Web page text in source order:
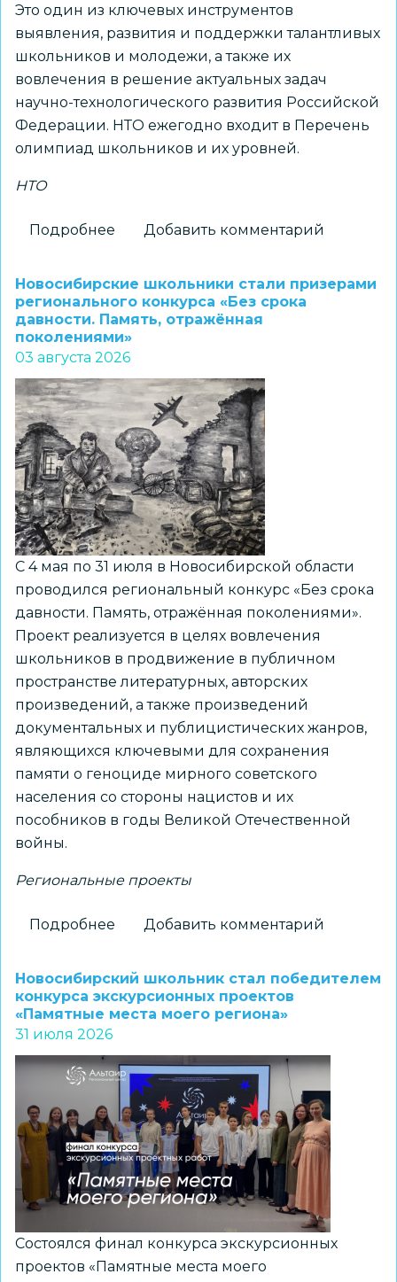
Это один из ключевых инструментов
выявления, развития и поддержки талантливых
школьников и молодежи, а также их
вовлечения в решение актуальных задач
научно-технологического развития Российской
Федерации. НТО ежегодно входит в Перечень
олимпиад школьников и их уровней.
НТО
Подробнее
на
получение
статуса
«Площадка
НТО»
2026–
2027
учебного
года
Добавить комментарий
Новосибирские школьники стали призерами
регионального конкурса «Без срока
давности. Память, отражённая
поколениями»
03 августа 2026
С 4 мая по 31 июля в Новосибирской области
проводился региональный конкурс «Без срока
давности. Память, отражённая поколениями».
Проект реализуется в целях вовлечения
школьников в продвижение в публичном
пространстве литературных, авторских
произведений, а также произведений
документальных и публицистических жанров,
являющихся ключевыми для сохранения
памяти о геноциде мирного советского
населения со стороны нацистов и их
пособников в годы Великой Отечественной
войны.
Региональные проекты
Подробнее
школьники
стали
призерами
конкурса
«Без
срока
давности.
Память,
отражённая
поколениями»
Добавить комментарий
Новосибирский школьник стал победителем
конкурса экскурсионных проектов
«Памятные места моего региона»
31 июля 2026
Состоялся финал конкурса экскурсионных
проектов «Памятные места моего